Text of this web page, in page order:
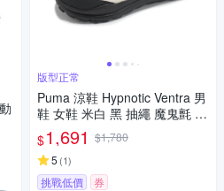
版型正常
Puma 涼鞋 Hypnotic Ventra 男
鞋 女鞋 米白 黑 抽繩 魔鬼氈 緩
衝 包頭 休閒鞋 40438102
$1,691 $1,780
5 (1)
挑戰低價 券